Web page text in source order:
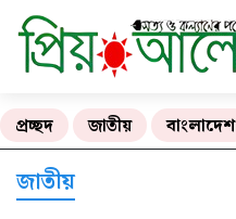
প্রচ্ছদ জাতীয় বাংলাদেশ
জাতীয়